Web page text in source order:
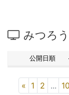
みつろ
公開日順
« 1 2 ... 10